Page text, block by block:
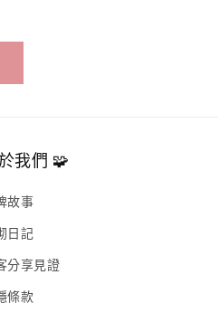
我們 🧩
故事
日記
分享見證
條款